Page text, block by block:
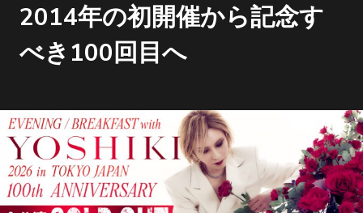
2014年の初開催から記念す
べき100回目へ